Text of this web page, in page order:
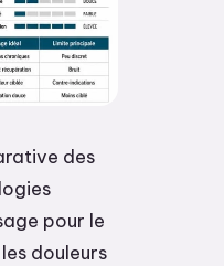
des
pour le
douleurs